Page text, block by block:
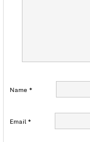
Name *
Email*